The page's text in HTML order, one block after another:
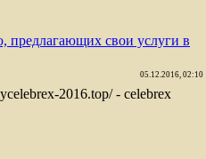
предлагающих свои услуги в
05.12.2016, 02:10
2016.top/ - celebrex